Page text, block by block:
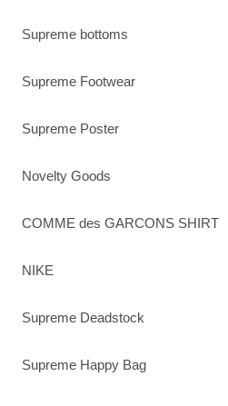
Supreme bottoms
Supreme Footwear
Supreme Poster
Novelty Goods
COMME des GARCONS SHIRT
NIKE
Supreme Deadstock
Supreme Happy Bag